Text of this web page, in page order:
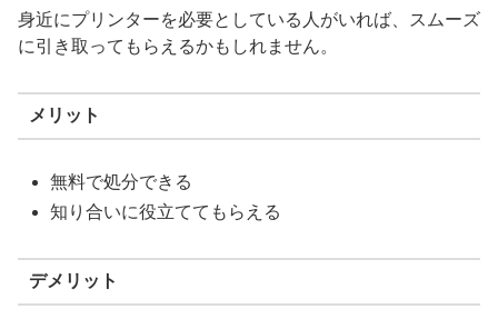
身近にプリンターを必要としている人がいれば、スムーズ
に引き取ってもらえるかもしれません。
メリット
無料で処分できる
知り合いに役立ててもらえる
デメリット